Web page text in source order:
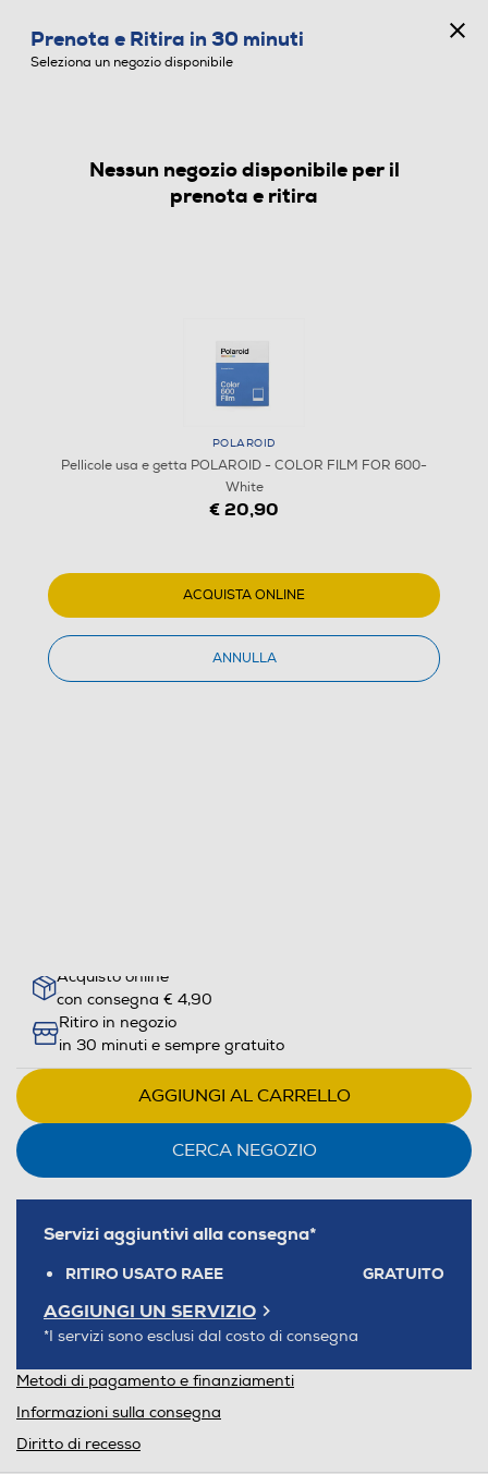
PELLICOLE USA E GETTA
Acquisto online
con consegna € 4,90
Ritiro in negozio
in 30 minuti e sempre gratuito
AGGIUNGI AL CARRELLO
CERCA NEGOZIO
Servizi aggiuntivi alla consegna*
RITIRO USATO RAEE GRATUITO
AGGIUNGI UN SERVIZIO
*I servizi sono esclusi dal costo di consegna
Metodi di pagamento e finanziamenti
Informazioni sulla consegna
Diritto di recesso
Prenota e Ritira in 30 minuti
Seleziona un negozio disponibile
Nessun negozio disponibile per il
prenota e ritira
POLAROID
Pellicole usa e getta POLAROID - COLOR FILM FOR 600-
White
€ 20,90
ACQUISTA ONLINE
ANNULLA